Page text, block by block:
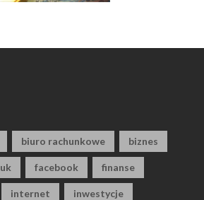
biuro rachunkowe biznes
facebook finanse
internet inwestycje